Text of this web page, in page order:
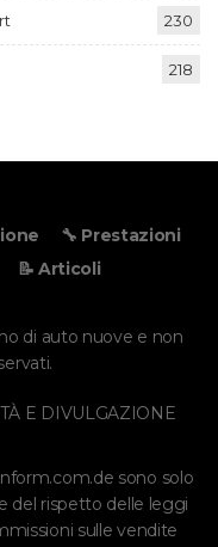
230
218
🔧 Prestazioni
📝 Articoli
di auto nuove e non
E DIVULGAZIONE
sono solo
del rispetto delle leggi
sulle vendite